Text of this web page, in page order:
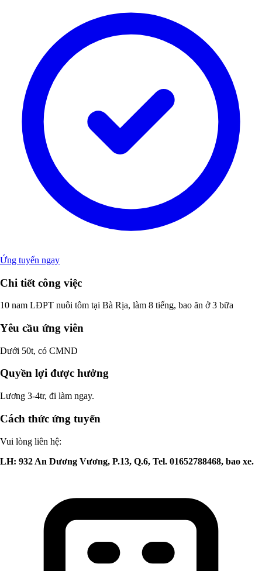
Ứng tuyển ngay
Chi tiết công việc
10 nam LĐPT nuôi tôm tại Bà Rịa, làm 8 tiếng, bao ăn ở 3 bữa
Yêu cầu ứng viên
Dưới 50t, có CMND
Quyền lợi được hưởng
Lương 3-4tr, đi làm ngay.
Cách thức ứng tuyển
Vui lòng liên hệ:
LH: 932 An Dương Vương, P.13, Q.6, Tel. 01652788468, bao xe.